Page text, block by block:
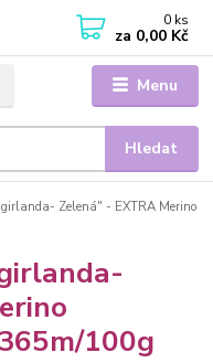
Menu
Hledat
0 ks
za 0,00 Kč
Zelená" - EXTRA Merino
100g